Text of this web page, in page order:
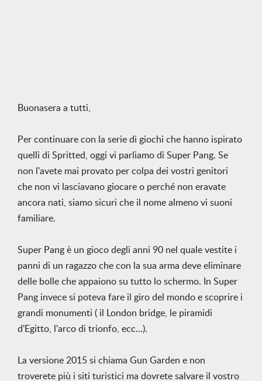
Buonasera a tutti,
Per continuare con la serie di giochi che hanno ispirato
quelli di Spritted, oggi vi parliamo di Super Pang. Se
non l'avete mai provato per colpa dei vostri genitori
che non vi lasciavano giocare o perché non eravate
ancora nati, siamo sicuri che il nome almeno vi suoni
familiare.
Super Pang è un gioco degli anni 90 nel quale vestite i
panni di un ragazzo che con la sua arma deve eliminare
delle bolle che appaiono su tutto lo schermo. In Super
Pang invece si poteva fare il giro del mondo e scoprire i
grandi monumenti ( il London bridge, le piramidi
d'Egitto, l'arco di trionfo, ecc...).
La versione 2015 si chiama Gun Garden e non
troverete più i siti turistici ma dovrete salvare il vostro